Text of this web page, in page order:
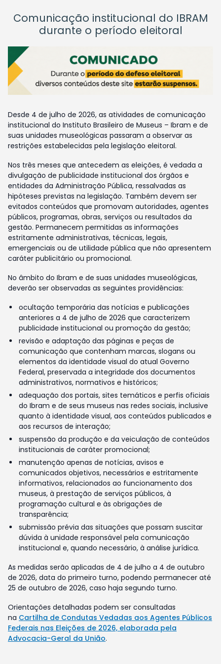
Comunicação institucional do IBRAM
durante o período eleitoral
Desde 4 de julho de 2026, as atividades de comunicação
institucional do Instituto Brasileiro de Museus – Ibram e de
suas unidades museológicas passaram a observar as
restrições estabelecidas pela legislação eleitoral.
Nos três meses que antecedem as eleições, é vedada a
divulgação de publicidade institucional dos órgãos e
entidades da Administração Pública, ressalvadas as
hipóteses previstas na legislação. Também devem ser
evitados conteúdos que promovam autoridades, agentes
públicos, programas, obras, serviços ou resultados da
gestão. Permanecem permitidas as informações
estritamente administrativas, técnicas, legais,
emergenciais ou de utilidade pública que não apresentem
caráter publicitário ou promocional.
No âmbito do Ibram e de suas unidades museológicas,
deverão ser observadas as seguintes providências:
ocultação temporária das notícias e publicações
anteriores a 4 de julho de 2026 que caracterizem
publicidade institucional ou promoção da gestão;
revisão e adaptação das páginas e peças de
comunicação que contenham marcas, slogans ou
elementos da identidade visual do atual Governo
Federal, preservada a integridade dos documentos
administrativos, normativos e históricos;
adequação dos portais, sites temáticos e perfis oficiais
do Ibram e de seus museus nas redes sociais, inclusive
quanto à identidade visual, aos conteúdos publicados e
aos recursos de interação;
suspensão da produção e da veiculação de conteúdos
institucionais de caráter promocional;
manutenção apenas de notícias, avisos e
comunicados objetivos, necessários e estritamente
informativos, relacionados ao funcionamento dos
museus, à prestação de serviços públicos, à
programação cultural e às obrigações de
transparência;
submissão prévia das situações que possam suscitar
dúvida à unidade responsável pela comunicação
institucional e, quando necessário, à análise jurídica.
As medidas serão aplicadas de 4 de julho a 4 de outubro
de 2026, data do primeiro turno, podendo permanecer até
25 de outubro de 2026, caso haja segundo turno.
Orientações detalhadas podem ser consultadas
na Cartilha de Condutas Vedadas aos Agentes Públicos
Federais nas Eleições de 2026, elaborada pela
Advocacia-Geral da União.